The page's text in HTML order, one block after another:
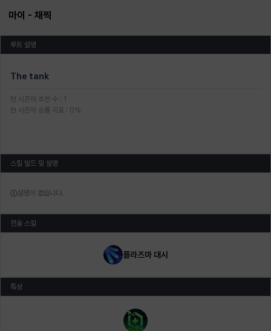
마이 - 채찍
루트 설명
The tank
현 시즌의 추천 수 : 1
현 시즌의 승률 지표 : 0%
스킬 빌드 및 설명
설명이 없습니다.
전술 스킬
플라즈마 대시
특성